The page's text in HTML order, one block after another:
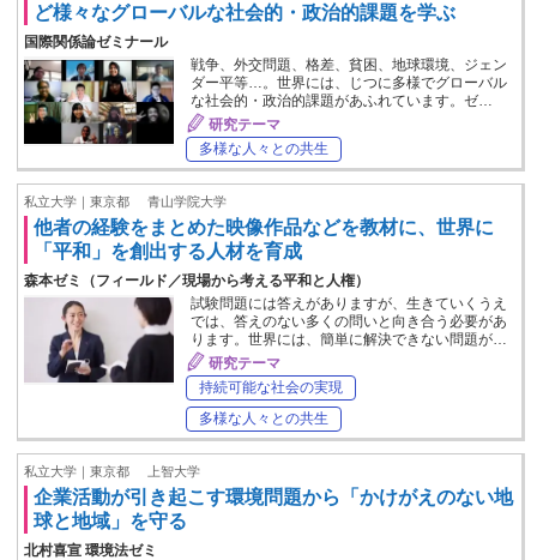
ど様々なグローバルな社会的・政治的課題を学ぶ
国際関係論ゼミナール
戦争、外交問題、格差、貧困、地球環境、ジェン
ダー平等…。世界には、じつに多様でグローバル
な社会的・政治的課題があふれています。ゼ…
研究テーマ
多様な人々との共生
私立大学｜東京都 青山学院大学
他者の経験をまとめた映像作品などを教材に、世界に
「平和」を創出する人材を育成
森本ゼミ（フィールド／現場から考える平和と人権）
試験問題には答えがありますが、生きていくうえ
では、答えのない多くの問いと向き合う必要があ
ります。世界には、簡単に解決できない問題が…
研究テーマ
持続可能な社会の実現
多様な人々との共生
私立大学｜東京都 上智大学
企業活動が引き起こす環境問題から「かけがえのない地
球と地域」を守る
北村喜宣 環境法ゼミ